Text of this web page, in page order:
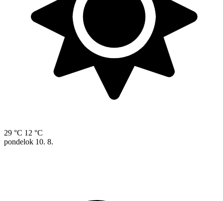
29 °C 12 °C
pondelok 10. 8.